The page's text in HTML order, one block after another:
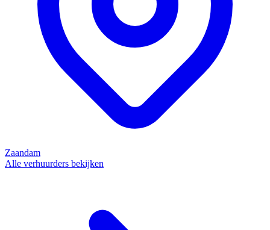
Zaandam
Alle verhuurders bekijken